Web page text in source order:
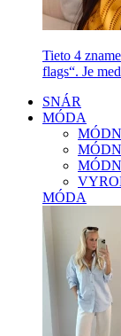
Tieto 4
flags“. Je
SNÁR
MÓDA
MÓDA